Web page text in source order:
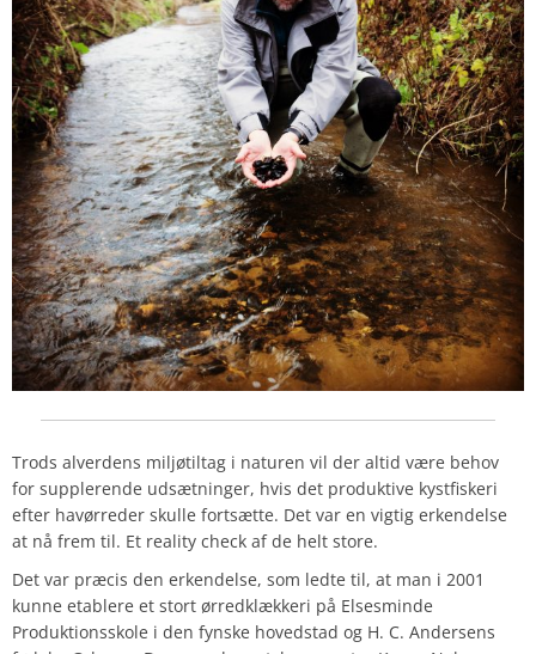
Trods alverdens miljøtiltag i naturen vil der altid være behov
for supplerende udsætninger, hvis det produktive kystfiskeri
efter havørreder skulle fortsætte. Det var en vigtig erkendelse
at nå frem til. Et reality check af de helt store.
Det var præcis den erkendelse, som ledte til, at man i 2001
kunne etablere et stort ørredklækkeri på Elsesminde
Produktionsskole i den fynske hovedstad og H. C. Andersens